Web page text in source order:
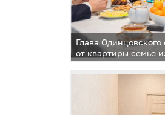
Глава
от квартиры семье